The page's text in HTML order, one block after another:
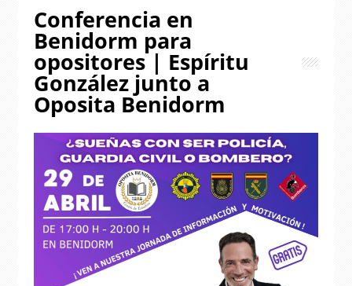
Conferencia en
Benidorm para
opositores | Espíritu
González junto a
Oposita Benidorm